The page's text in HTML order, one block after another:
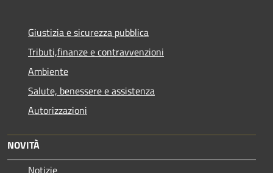
Giustizia e sicurezza pubblica
Tributi,finanze e contravvenzioni
Ambiente
Salute, benessere e assistenza
Autorizzazioni
NOVITÀ
Notizie